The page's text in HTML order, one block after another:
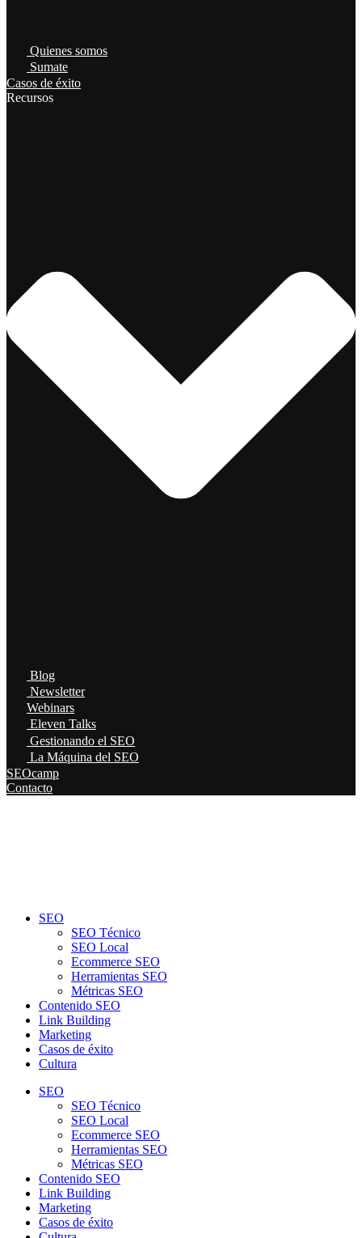
Quienes somos
Sumate
Casos de éxito
Recursos
Blog
Newsletter
Webinars
Eleven Talks
Gestionando el SEO
La Máquina del SEO
SEOcamp
Contacto
SEO
SEO Técnico
SEO Local
Ecommerce SEO
Herramientas SEO
Métricas SEO
Contenido SEO
Link Building
Marketing
Casos de éxito
Cultura
SEO
SEO Técnico
SEO Local
Ecommerce SEO
Herramientas SEO
Métricas SEO
Contenido SEO
Link Building
Marketing
Casos de éxito